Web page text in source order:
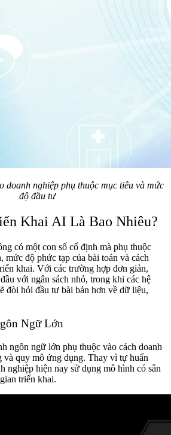
doanh nghiệp phụ thuộc mục tiêu và mức
độ đầu tư
Khai AI Là Bao Nhiêu?
có một con số cố định mà phụ thuộc
mức độ phức tạp của bài toán và cách
khai. Với các trường hợp đơn giản,
với ngân sách nhỏ, trong khi các hệ
đòi hỏi đầu tư bài bản hơn về dữ liệu,
Ngữ Lớn
ngôn ngữ lớn phụ thuộc vào cách doanh
và quy mô ứng dụng. Thay vì tự huấn
nghiệp hiện nay sử dụng mô hình có sẵn
triển khai.